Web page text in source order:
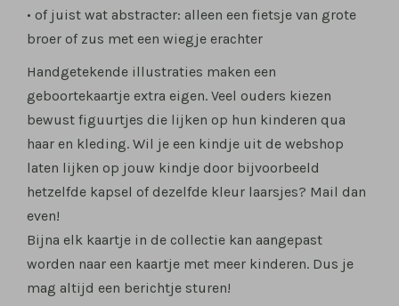
• of juist wat abstracter: alleen een fietsje van grote
broer of zus met een wiegje erachter
Handgetekende illustraties maken een
geboortekaartje extra eigen. Veel ouders kiezen
bewust figuurtjes die lijken op hun kinderen qua
haar en kleding. Wil je een kindje uit de webshop
laten lijken op jouw kindje door bijvoorbeeld
hetzelfde kapsel of dezelfde kleur laarsjes? Mail dan
even!
Bijna elk kaartje in de collectie kan aangepast
worden naar een kaartje met meer kinderen. Dus je
mag altijd een berichtje sturen!